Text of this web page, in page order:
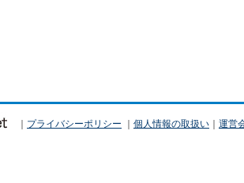
｜ プライバシーポリシー ｜ 個人情報の取扱い ｜ 運営